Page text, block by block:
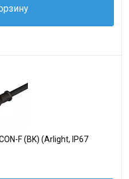
F (BK) (Arlight, IP67